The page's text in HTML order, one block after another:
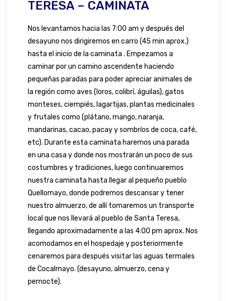
TERESA – CAMINATA
Nos levantamos hacia las 7:00 am y después del
desayuno nos dirigiremos en carro (45 min aprox.)
hasta el inicio de la caminata . Empezamos a
caminar por un camino ascendente haciendo
pequeñas paradas para poder apreciar animales de
la región como aves (loros, colibrí, águilas), gatos
monteses, ciempiés, lagartijas, plantas medicinales
y frutales como (plátano, mango, naranja,
mandarinas, cacao, pacay y sombríos de coca, café,
etc). Durante esta caminata haremos una parada
en una casa y donde nos mostrarán un poco de sus
costumbres y tradiciones, luego continuaremos
nuestra caminata hasta llegar al pequeño pueblo
Quellomayo, donde podremos descansar y tener
nuestro almuerzo, de allí tomaremos un transporte
local que nos llevará al pueblo de Santa Teresa,
llegando aproximadamente a las 4:00 pm aprox. Nos
acomodamos en el hospedaje y posteriormente
cenaremos para después visitar las aguas termales
de Cocalmayo. (desayuno, almuerzo, cena y
pernocte).